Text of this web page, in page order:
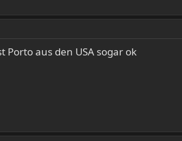
Porto aus den USA sogar ok